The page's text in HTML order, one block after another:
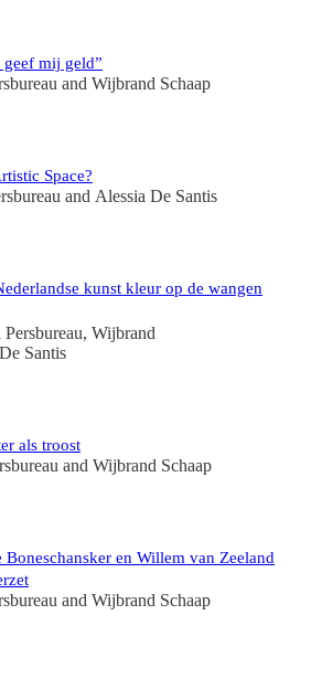
mij geld”
and Wijbrand Schaap
Space?
and Alessia De Santis
kunst kleur op de wangen
, Wijbrand
Santis
als troost
and Wijbrand Schaap
en Willem van Zeeland
and Wijbrand Schaap